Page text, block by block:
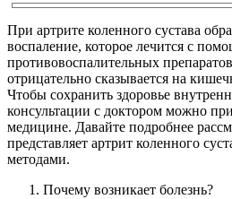
При артрите коленного сустава
воспаление, которое лечится с
противовоспалительных
отрицательно сказывается на
Чтобы сохранить здоровье
консультации с доктором можно
медицине. Давайте подробнее
представляет артрит коленного
методами.
Почему возникает болезнь?